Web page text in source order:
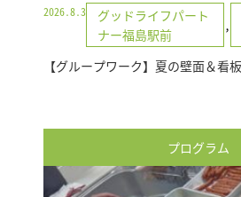
2026.8.3
グッドライフパート
ナー福島駅前
,
【グループワーク】夏の壁面＆看
プログラム